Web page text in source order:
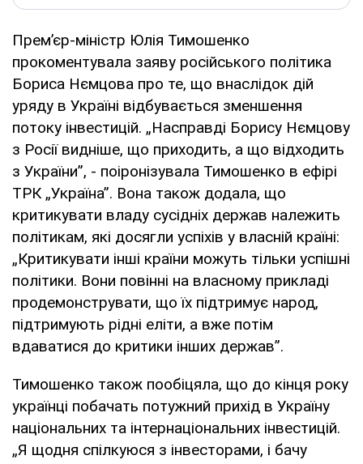
Прем’єр-міністр Юлія Тимошенко
прокоментувала заяву російського політика
Бориса Нємцова про те, що внаслідок дій
уряду в Україні відбувається зменшення
потоку інвестицій. „Насправді Борису Нємцову
з Росії видніше, що приходить, а що відходить
з України”, - поіронізувала Тимошенко в ефірі
ТРК „Україна”. Вона також додала, що
критикувати владу сусідніх держав належить
політикам, які досягли успіхів у власній країні:
„Критикувати інші країни можуть тільки успішні
політики. Вони повінні на власному прикладі
продемонструвати, що їх підтримує народ,
підтримують рідні еліти, а вже потім
вдаватися до критики інших держав”.
Тимошенко також пообіцяла, що до кінця року
українці побачать потужний прихід в Україну
національних та інтернаціональних інвестицій.
„Я щодня спілкуюся з інвесторами, і бачу